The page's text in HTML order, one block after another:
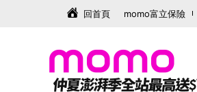
回首頁 momo富立保險